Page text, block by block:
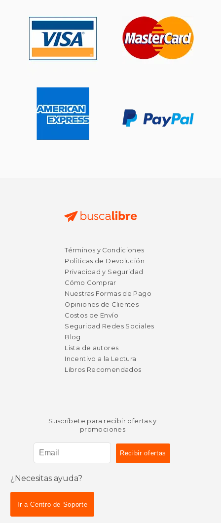
$ 8.49
15%
dcto. $ 8.49
15%
dcto.
Términos y Condiciones
Políticas de Devolución
Privacidad y Seguridad
Cómo Comprar
Nuestras Formas de Pago
Opiniones de Clientes
Costos de Envío
Seguridad Redes Sociales
Blog
Lista de autores
Incentivo a la Lectura
Libros Recomendados
Suscríbete para recibir ofertas y
promociones
¿Necesitas ayuda?
Ir a Centro de Soporte